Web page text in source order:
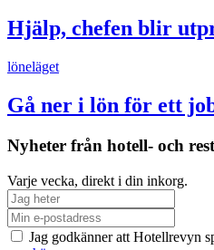
Hjälp, chefen blir
löneläget
Gå ner i lön för ett
Nyheter från hotell- och
Varje vecka, direkt i din inkorg.
Jag godkänner att Hotellrevyn